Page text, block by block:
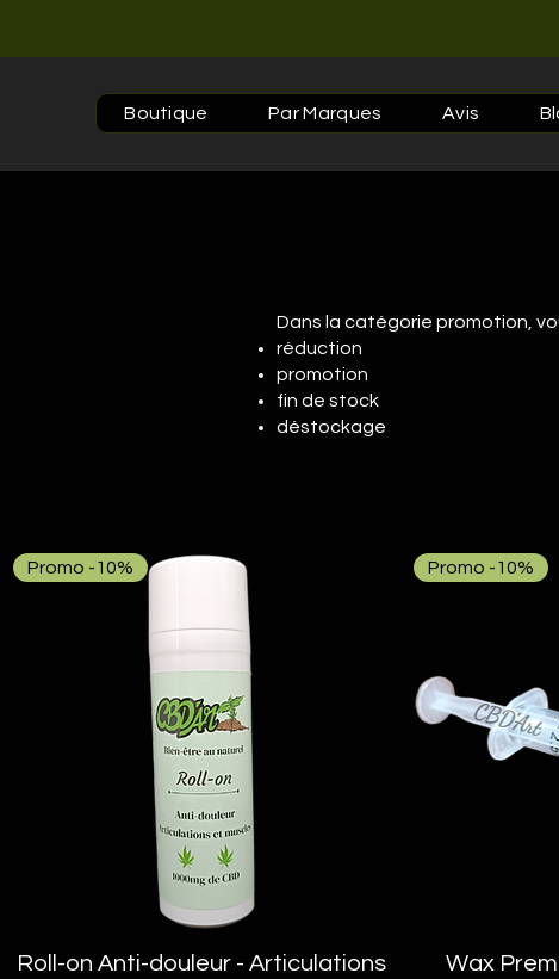
Boutique Par Marques Avis
Dans la catégorie promotion,
réduction
promotion
fin de stock
déstockage
Aperçu rapide
Promo -10%
Roll-on Anti-douleur - Articulations
Promo -10%
Wax